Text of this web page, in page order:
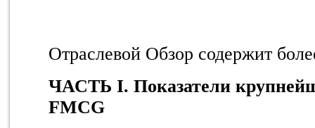
Отраслевой Обзор содержит
ЧАСТЬ I. Показатели
FMCG